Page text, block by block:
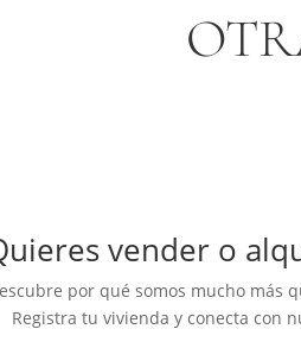
vender o
por qué somos mucho más
Registra tu vivienda y conecta con